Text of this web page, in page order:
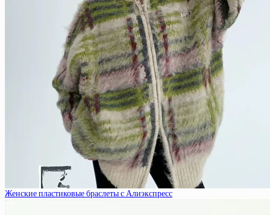
Женские пластиковые браслеты с Алиэкспресс